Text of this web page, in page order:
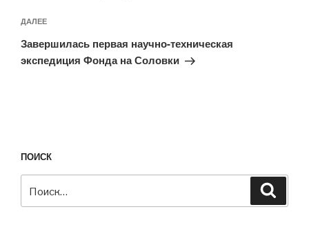
Следующая
запись
ДАЛЕЕ
Завершилась первая научно-техническая
экспедиция Фонда на Соловки
ПОИСК